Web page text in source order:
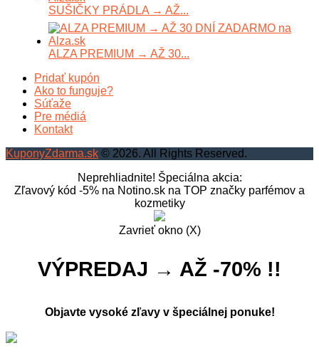
SUŠIČKY PRÁDLA → AŽ...
ALZA PREMIUM → AŽ 30...
Pridať kupón
Ako to funguje?
Súťaže
Pre médiá
Kontakt
KuponyZdarma.sk © 2026. All Rights Reserved.
Neprehliadnite! Špeciálna akcia:
Zľavový kód -5% na Notino.sk na TOP značky parfémov a
kozmetiky
Zavrieť okno (X)
VÝPREDAJ → AŽ -70% !!
Objavte vysoké zľavy v špeciálnej ponuke!